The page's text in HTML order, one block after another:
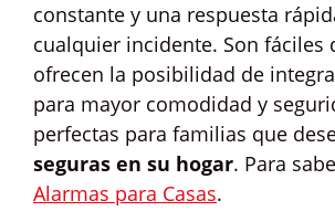
constante y una respuesta
cualquier incidente. Son fáciles
ofrecen la posibilidad de
para mayor comodidad y
perfectas para familias que
seguras en su hogar. Para
Alarmas para Casas.